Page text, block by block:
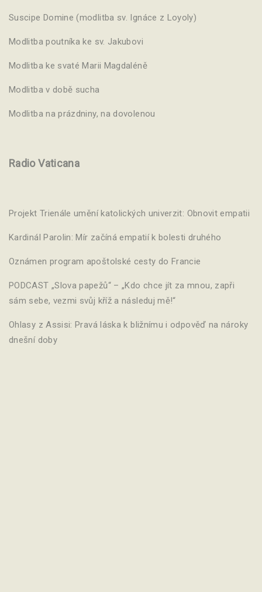
Suscipe Domine (modlitba sv. Ignáce z Loyoly)
Modlitba poutníka ke sv. Jakubovi
Modlitba ke svaté Marii Magdaléně
Modlitba v době sucha
Modlitba na prázdniny, na dovolenou
Radio Vaticana
Projekt Trienále umění katolických univerzit: Obnovit empatii
Kardinál Parolin: Mír začíná empatií k bolesti druhého
Oznámen program apoštolské cesty do Francie
PODCAST „Slova papežů“ – „Kdo chce jít za mnou, zapři
sám sebe, vezmi svůj kříž a následuj mě!“
Ohlasy z Assisi: Pravá láska k bližnímu i odpověď na nároky
dnešní doby